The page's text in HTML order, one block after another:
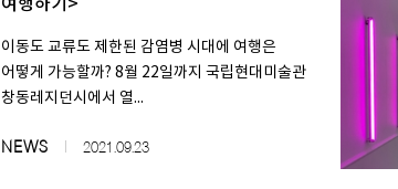
이동도 교류도 제한된 감염병 시대에 여행은
어떻게 가능할까? 8월 22일까지 국립현대미술관
창동레지던시에서 열...
NEWS 2021.09.23